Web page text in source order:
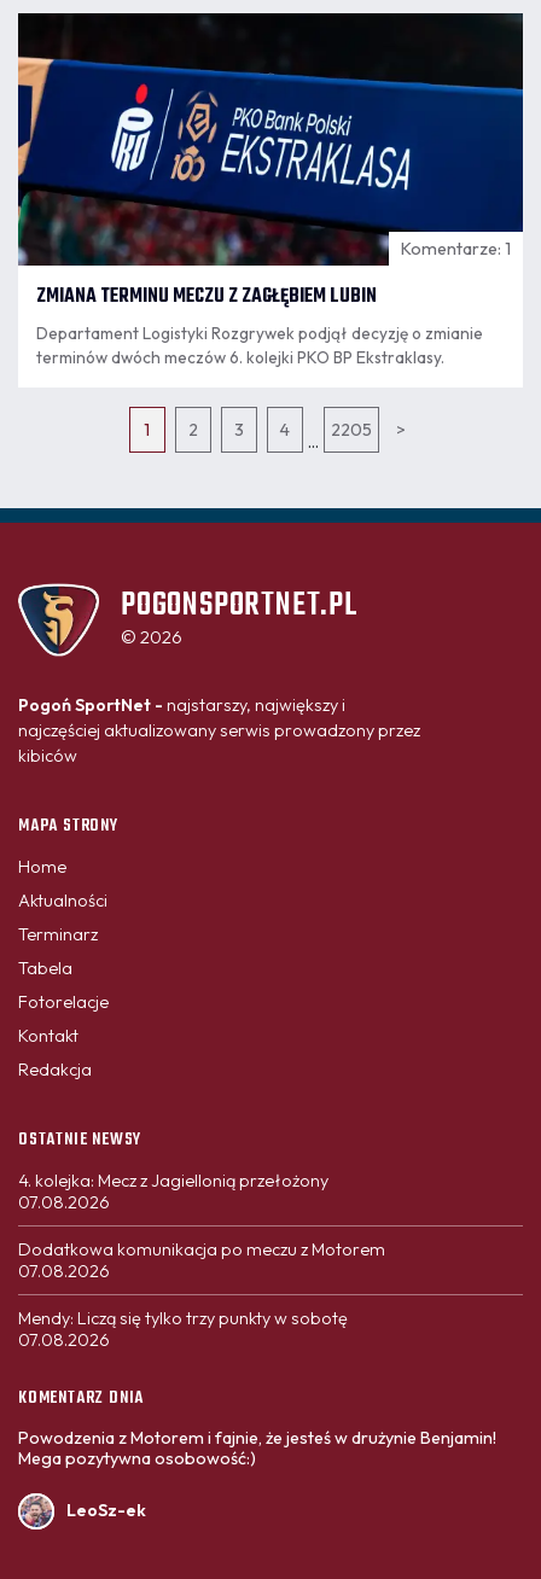
Chlasta jest także pracownikiem klubu i jak zapowiedział
personalnemu w celu zakończenia współpracy.
11:27
Komentarze: 1
ZMIANA TERMINU MECZU Z ZAGŁĘBIEM LUBIN
Departament Logistyki Rozgrywek podjął decyzję o zmianie
terminów dwóch meczów 6. kolejki PKO BP Ekstraklasy.
1 2 3 4
...
2205 >
POGONSPORTNET.PL
© 2026
Pogoń SportNet - najstarszy, największy i
najczęściej aktualizowany serwis prowadzony przez
kibiców
MAPA STRONY
Home
Aktualności
Terminarz
Tabela
Fotorelacje
Kontakt
Redakcja
OSTATNIE NEWSY
4. kolejka: Mecz z Jagiellonią przełożony
07.08.2026
Dodatkowa komunikacja po meczu z Motorem
07.08.2026
Mendy: Liczą się tylko trzy punkty w sobotę
07.08.2026
KOMENTARZ DNIA
Powodzenia z Motorem i fajnie, że jesteś w drużynie Benjamin!
Mega pozytywna osobowość:)
LeoSz-ek